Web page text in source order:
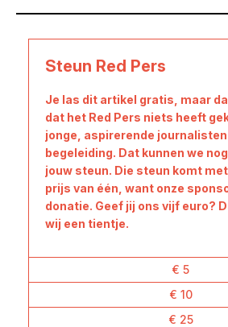
Steun Red Pers
Je las dit artikel gratis, maar
dat het Red Pers niets heeft
jonge, aspirerende journalisten
begeleiding. Dat kunnen we
jouw steun. Die steun komt
prijs van één, want onze
donatie. Geef jij ons vijf euro?
wij een tientje.
€ 5
€ 10
€ 25